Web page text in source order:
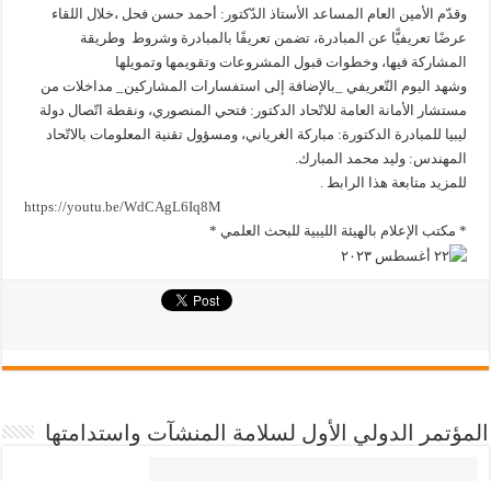
عرضًا تعريفيًّا عن المبادرة، تضمن تعريفًا بالمبادرة وشروط وطريقة
المشاركة فيها، وخطوات قبول المشروعات وتقويمها وتمويلها
وشهد اليوم التّعريفي _بالإضافة إلى استفسارات المشاركين_ مداخلات من
مستشار الأمانة العامة للاتّحاد الدكتور: فتحي المنصوري، ونقطة اتّصال دولة
ليبيا للمبادرة الدكتورة: مباركة الغرياني، ومسؤول تقنية المعلومات بالاتّحاد
المهندس: وليد محمد المبارك.
للمزيد متابعة هذا الرابط .
https://youtu.be/WdCAgL6Iq8M
* مكتب الإعلام بالهيئة الليبية للبحث العلمي *
المؤتمر الدولي الأول لسلامة المنشآت واستدامتها